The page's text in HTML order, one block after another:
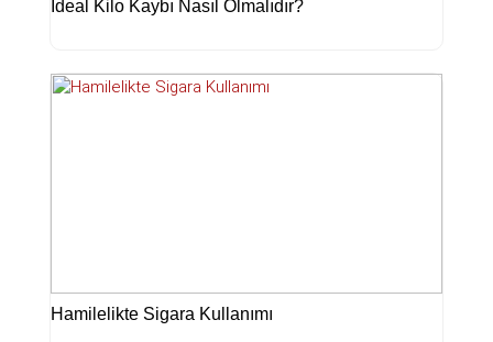
İdeal Kilo Kaybı Nasıl Olmalıdır?
Hamilelikte Sigara Kullanımı